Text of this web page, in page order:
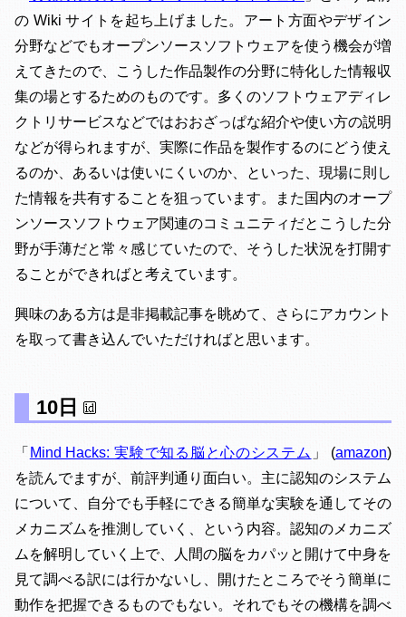
の Wiki サイトを起ち上げました。アート方面やデザイン
分野などでもオープンソースソフトウェアを使う機会が増
えてきたので、こうした作品製作の分野に特化した情報収
集の場とするためのものです。多くのソフトウェアディレ
クトリサービスなどではおおざっぱな紹介や使い方の説明
などが得られますが、実際に作品を製作するのにどう使え
るのか、あるいは使いにくいのか、といった、現場に則し
た情報を共有することを狙っています。また国内のオープ
ンソースソフトウェア関連のコミュニティだとこうした分
野が手薄だと常々感じていたので、そうした状況を打開す
ることができればと考えています。
興味のある方は是非掲載記事を眺めて、さらにアカウント
を取って書き込んでいただければと思います。
10日
「 Mind Hacks: 実験で知る脳と心のシステム 」 (amazon)
を読んでますが、前評判通り面白い。主に認知のシステム
について、自分でも手軽にできる簡単な実験を通してその
メカニズムを推測していく、という内容。認知のメカニズ
ムを解明していく上で、人間の脳をカパッと開けて中身を
見て調べる訳には行かないし、開けたところでそう簡単に
動作を把握できるものでもない。それでもその機構を調べ